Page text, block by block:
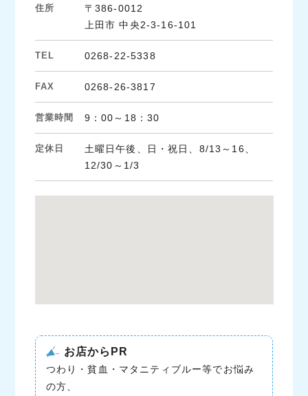
住所
〒386-0012
上田市 中央2-3-16-101
TEL 0268-22-5338
FAX 0268-26-3817
営業時間 9：00～18：30
定休日
土曜日午後、日・祝日、8/13～16、
12/30～1/3
お店からPR
つわり・貧血・マタニティブルー等でお悩み
の方、